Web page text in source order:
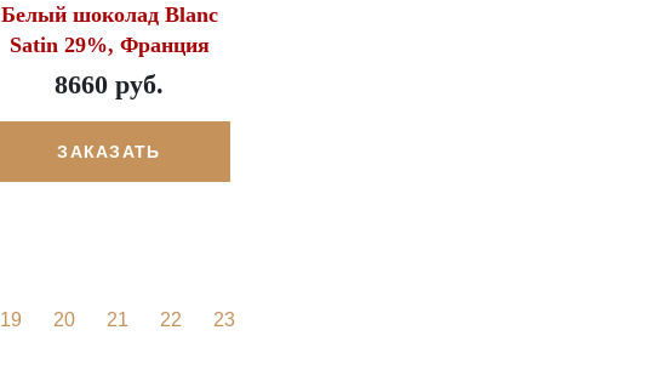
Белый шоколад Blanc
Satin 29%, Франция
8660 руб.
ЗАКАЗАТЬ
19 20 21 22
23